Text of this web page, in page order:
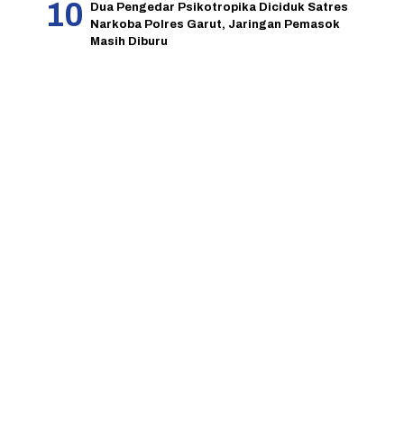
Dua Pengedar Psikotropika Diciduk Satres
Narkoba Polres Garut, Jaringan Pemasok
Masih Diburu